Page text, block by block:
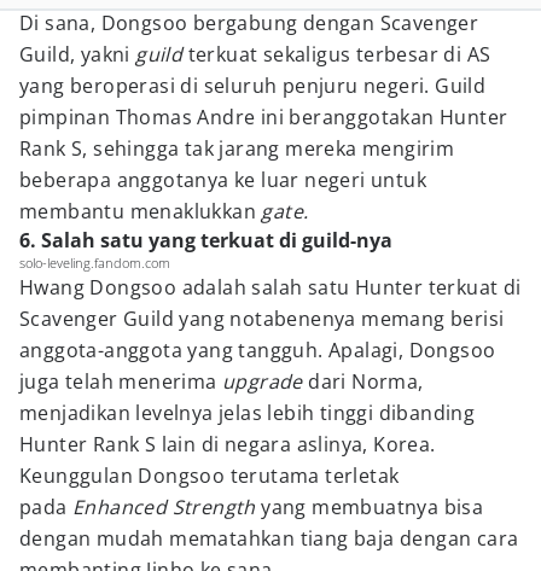
Di sana, Dongsoo bergabung dengan Scavenger
Guild, yakni guildterkuat sekaligus terbesar di AS
yang beroperasi di seluruh penjuru negeri. Guild
pimpinan Thomas Andre ini beranggotakan Hunter
Rank S, sehingga tak jarang mereka mengirim
beberapa anggotanya ke luar negeri untuk
membantu menaklukkan gate.
6. Salah satu yang terkuat di guild-nya
solo-leveling.fandom.com
Hwang Dongsoo adalah salah satu Hunter terkuat di
Scavenger Guild yang notabenenya memang berisi
anggota-anggota yang tangguh. Apalagi, Dongsoo
juga telah menerima upgrade dari Norma,
menjadikan levelnya jelas lebih tinggi dibanding
Hunter Rank S lain di negara aslinya, Korea.
Keunggulan Dongsoo terutama terletak
pada Enhanced Strengthyang membuatnya bisa
dengan mudah mematahkan tiang baja dengan cara